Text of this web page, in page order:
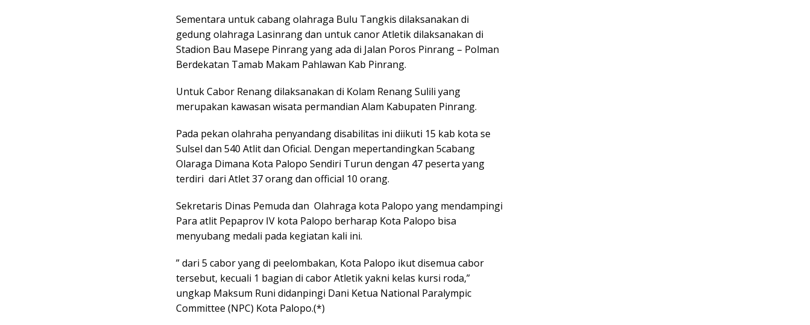
Sementara untuk cabang olahraga Bulu Tangkis dilaksanakan di
gedung olahraga Lasinrang dan untuk canor Atletik dilaksanakan di
Stadion Bau Masepe Pinrang yang ada di Jalan Poros Pinrang – Polman
Berdekatan Tamab Makam Pahlawan Kab Pinrang.
Untuk Cabor Renang dilaksanakan di Kolam Renang Sulili yang
merupakan kawasan wisata permandian Alam Kabupaten Pinrang.
Pada pekan olahraha penyandang disabilitas ini diikuti 15 kab kota se
Sulsel dan 540 Atlit dan Oficial. Dengan mepertandingkan 5cabang
Olaraga Dimana Kota Palopo Sendiri Turun dengan 47 peserta yang
terdiri dari Atlet 37 orang dan official 10 orang.
Sekretaris Dinas Pemuda dan Olahraga kota Palopo yang mendampingi
Para atlit Pepaprov IV kota Palopo berharap Kota Palopo bisa
menyubang medali pada kegiatan kali ini.
” dari 5 cabor yang di peelombakan, Kota Palopo ikut disemua cabor
tersebut, kecuali 1 bagian di cabor Atletik yakni kelas kursi roda,”
ungkap Maksum Runi didanpingi Dani Ketua National Paralympic
Committee (NPC) Kota Palopo.(*)